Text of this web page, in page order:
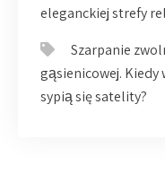
eleganckiej strefy
Szarpanie
gąsienicowej. Kiedy
sypią się satelity?